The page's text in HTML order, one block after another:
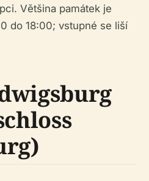
Většina památek je
do 18:00; vstupné se liší